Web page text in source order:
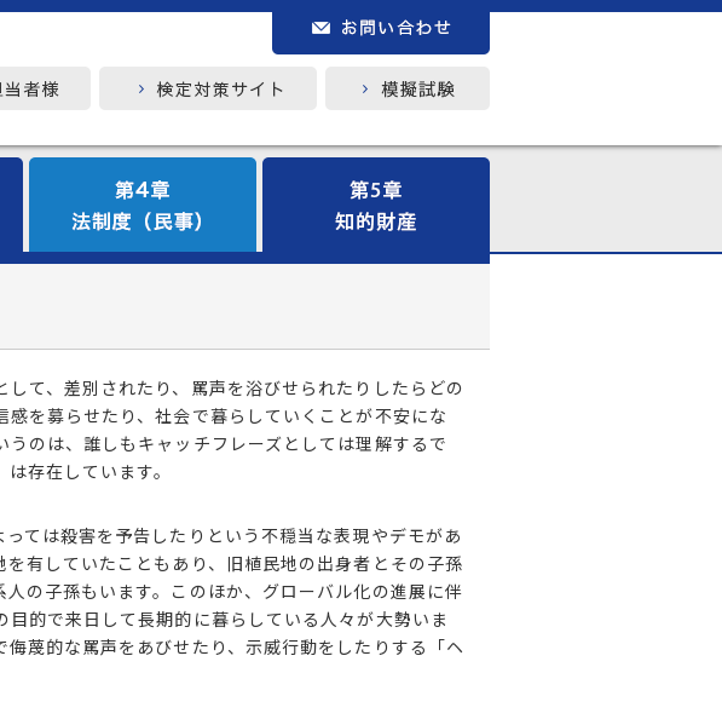
て、差別されたり、罵声を浴びせられたりしたらどの
を募らせたり、社会で暮らしていくことが不安にな
のは、誰しもキャッチフレーズとしては理解するで
存在しています。
ては殺害を予告したりという不穏当な表現やデモがあ
有していたこともあり、旧植民地の出身者とその子孫
の子孫もいます。このほか、グローバル化の進展に伴
的で来日して長期的に暮らしている人々が大勢いま
蔑的な罵声をあびせたり、示威行動をしたりする「ヘ